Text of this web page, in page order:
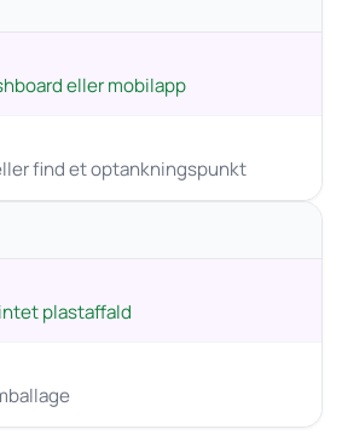
eller mobilapp
find et optankningspunkt
plastaffald